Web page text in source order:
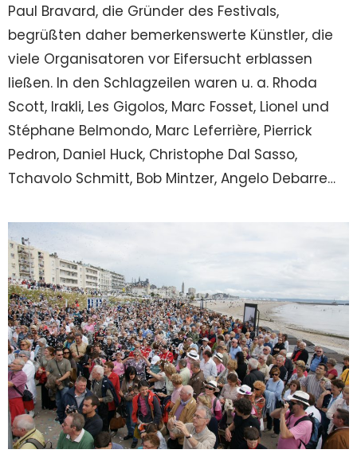
Paul Bravard, die Gründer des Festivals,
begrüßten daher bemerkenswerte Künstler, die
viele Organisatoren vor Eifersucht erblassen
ließen. In den Schlagzeilen waren u. a. Rhoda
Scott, Irakli, Les Gigolos, Marc Fosset, Lionel und
Stéphane Belmondo, Marc Leferrière, Pierrick
Pedron, Daniel Huck, Christophe Dal Sasso,
Tchavolo Schmitt, Bob Mintzer, Angelo Debarre…